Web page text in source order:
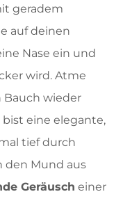
geradem
auf deinen
Nase ein und
wird. Atme
Bauch wieder
eine elegante,
tief durch
den Mund aus
Geräusch einer